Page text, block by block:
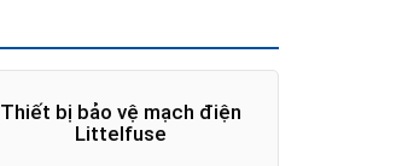
Thiết bị bảo vệ mạch điện
Littelfuse